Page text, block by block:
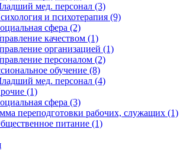
мед. персонал (3)
и психотерапия (9)
сфера (2)
качеством (1)
организацией (1)
персоналом (2)
обучение (8)
мед. персонал (4)
(1)
сфера (3)
переподготовки рабочих, служащих (1)
питание (1)